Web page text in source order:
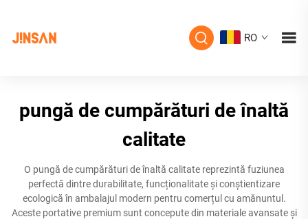
RO
pungă de cumpărături de înaltă
calitate
O pungă de cumpărături de înaltă calitate reprezintă fuziunea
perfectă dintre durabilitate, funcționalitate și conștientizare
ecologică în ambalajul modern pentru comerțul cu amănuntul.
Aceste portative premium sunt concepute din materiale avansate și